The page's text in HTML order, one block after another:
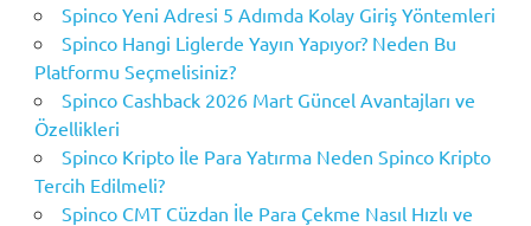
Spinco Yeni Adresi 5 Adımda Kolay Giriş Yöntemleri
Spinco Hangi Liglerde Yayın Yapıyor? Neden Bu
Platformu Seçmelisiniz?
Spinco Cashback 2026 Mart Güncel Avantajları ve
Özellikleri
Spinco Kripto İle Para Yatırma Neden Spinco Kripto
Tercih Edilmeli?
Spinco CMT Cüzdan İle Para Çekme Nasıl Hızlı ve